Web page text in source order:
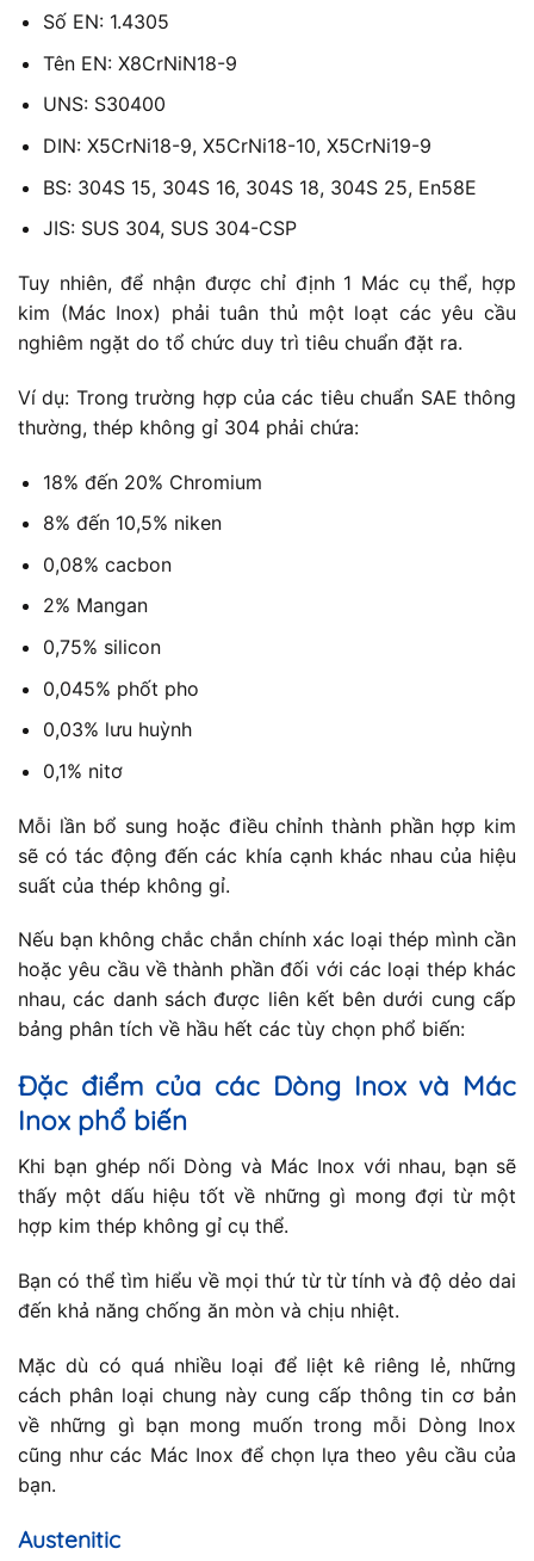
Số EN: 1.4305
Tên EN: X8CrNiN18-9
UNS: S30400
DIN: X5CrNi18-9, X5CrNi18-10, X5CrNi19-9
BS: 304S 15, 304S 16, 304S 18, 304S 25, En58E
JIS: SUS 304, SUS 304-CSP
Tuy nhiên, để nhận được chỉ định 1 Mác cụ thể, hợp
kim (Mác Inox) phải tuân thủ một loạt các yêu cầu
nghiêm ngặt do tổ chức duy trì tiêu chuẩn đặt ra.
Ví dụ: Trong trường hợp của các tiêu chuẩn SAE thông
thường, thép không gỉ 304 phải chứa:
18% đến 20% Chromium
8% đến 10,5% niken
0,08% cacbon
2% Mangan
0,75% silicon
0,045% phốt pho
0,03% lưu huỳnh
0,1% nitơ
Mỗi lần bổ sung hoặc điều chỉnh thành phần hợp kim
sẽ có tác động đến các khía cạnh khác nhau của hiệu
suất của thép không gỉ.
Nếu bạn không chắc chắn chính xác loại thép mình cần
hoặc yêu cầu về thành phần đối với các loại thép khác
nhau, các danh sách được liên kết bên dưới cung cấp
bảng phân tích về hầu hết các tùy chọn phổ biến:
Đặc điểm của các Dòng Inox và Mác
Inox phổ biến
Khi bạn ghép nối Dòng và Mác Inox với nhau, bạn sẽ
thấy một dấu hiệu tốt về những gì mong đợi từ một
hợp kim thép không gỉ cụ thể.
Bạn có thể tìm hiểu về mọi thứ từ từ tính và độ dẻo dai
đến khả năng chống ăn mòn và chịu nhiệt.
Mặc dù có quá nhiều loại để liệt kê riêng lẻ, những
cách phân loại chung này cung cấp thông tin cơ bản
về những gì bạn mong muốn trong mỗi Dòng Inox
cũng như các Mác Inox để chọn lựa theo yêu cầu của
bạn.
Austenitic